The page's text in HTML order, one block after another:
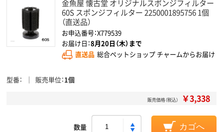
金魚屋 懐古堂 オリジナルスポンジフィルター
60S スポンジフィルター 2250001895756 1個
（直送品）
お申込番号：X779539
お届け日：8月20日（木）まで
直送品 総合ペットショップ チャームからお届け
型番 販売単位 1個
販売価格（税込） ￥3,338
数量 カゴへ